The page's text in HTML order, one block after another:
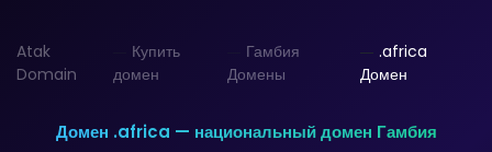
Atak
Domain
Купить
домен
Гамбия
Домены
.africa
Домен
Домен .africa — национальный домен Гамбия